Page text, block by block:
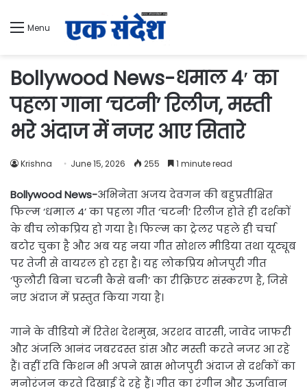
Menu
Bollywood News-धमाल 4′ का
पहला गाना ‘चटनी’ रिलीज, मस्ती
भरे अंदाज में नजर आए सितारे
Krishna June 15, 2026 255 1 minute read
Bollywood News-अभिनेता अजय देवगन की बहुप्रतीक्षित
फिल्म ‘धमाल 4’ का पहला गीत ‘चटनी’ रिलीज होते ही दर्शकों
के बीच लोकप्रिय हो गया है। फिल्म का ट्रेलर पहले ही चर्चा
बटोर चुका है और अब यह नया गीत सोशल मीडिया तथा यूट्यूब
पर तेजी से वायरल हो रहा है। यह लोकप्रिय भोजपुरी गीत
‘फुलौरी बिना चटनी कैसे बनी’ का रीक्रिएट संस्करण है, जिसे
नए अंदाज में प्रस्तुत किया गया है।
गाने के वीडियो में रितेश देशमुख, अरशद वारसी, जावेद जाफरी
और अंजलि आनंद जबरदस्त डांस और मस्ती करते नजर आ रहे
हैं। वहीं रवि किशन भी अपने खास भोजपुरी अंदाज से दर्शकों का
मनोरंजन करते दिखाई दे रहे हैं। गीत का रंगीन और ऊर्जावान